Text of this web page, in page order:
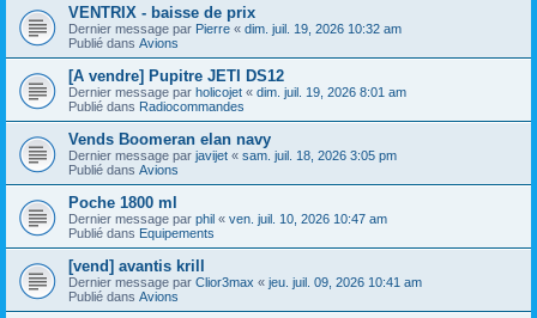
VENTRIX - baisse de prix
Dernier message par Pierre « dim. juil. 19, 2026 10:32 am
Publié dans Avions
[A vendre] Pupitre JETI DS12
Dernier message par holicojet « dim. juil. 19, 2026 8:01 am
Publié dans Radiocommandes
Vends Boomeran elan navy
Dernier message par javijet « sam. juil. 18, 2026 3:05 pm
Publié dans Avions
Poche 1800 ml
Dernier message par phil « ven. juil. 10, 2026 10:47 am
Publié dans Equipements
[vend] avantis krill
Dernier message par Clior3max « jeu. juil. 09, 2026 10:41 am
Publié dans Avions